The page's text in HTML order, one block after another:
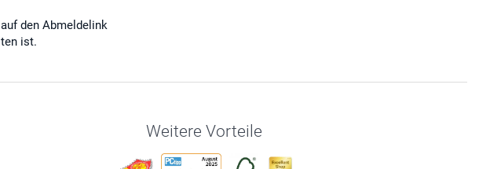
den Abmeldelink
ist.
Weitere Vorteile